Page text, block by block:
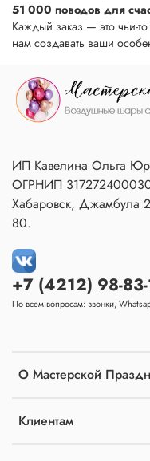
51 000 поводов для
Каждый заказ — это чьи-
нам создавать ваши
О Мастерской
Клиентам
+7 (4212) 98-
По всем вопросам: звонки,
ИП Кавелина Ольга
ОГРНИП
Хабаровск, Джамбула
80.